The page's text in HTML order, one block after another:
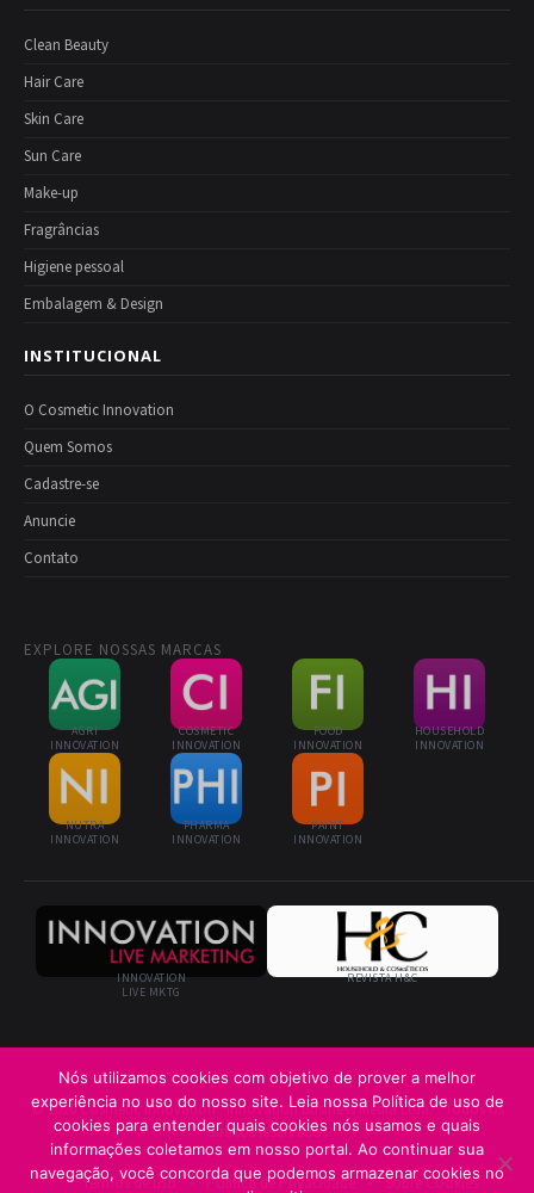
Clean Beauty
Hair Care
Skin Care
Sun Care
Make-up
Fragrâncias
Higiene pessoal
Embalagem & Design
INSTITUCIONAL
O Cosmetic Innovation
Quem Somos
Cadastre-se
Anuncie
Contato
EXPLORE NOSSAS MARCAS
AGRI
INNOVATION
COSMETIC
INNOVATION
FOOD
INNOVATION
HOUSEHOLD
INNOVATION
NUTRA
INNOVATION
PHARMA
INNOVATION
PAINT
INNOVATION
INNOVATION
LIVE MKTG
REVISTA H&C
© 2026 Cosmetic Innovation · Innovation Business Media Ltda. · Todos os
direitos reservados
Termos de uso Política de Privacidade Sobre Cookies
Nós utilizamos cookies com objetivo de prover a melhor
experiência no uso do nosso site. Leia nossa Política de uso de
cookies para entender quais cookies nós usamos e quais
informações coletamos em nosso portal. Ao continuar sua
navegação, você concorda que podemos armazenar cookies no